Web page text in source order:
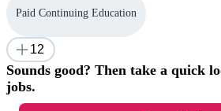
Paid Continuing Education
12
Sounds good? Then take a quick
jobs.